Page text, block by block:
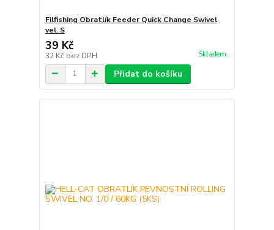
Filfishing Obratlík Feeder Quick Change Swivel
vel. S
39 Kč
32 Kč bez DPH Skladem
Přidat do košíku